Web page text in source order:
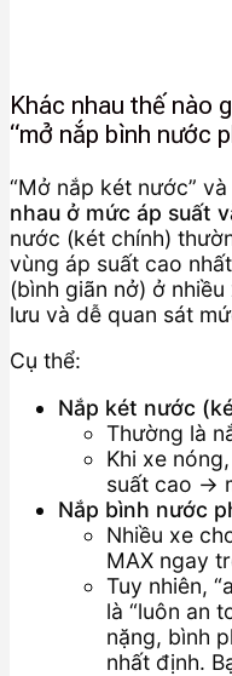
Khác nhau thế nào
“mở nắp bình nước
“Mở nắp két nước”
nhau ở mức áp suất
nước (két chính)
vùng áp suất cao
(bình giãn nở) ở
lưu và dễ quan sát
Cụ thể:
Nắp két nước
Thường là
Khi xe
suất cao →
Nắp bình nước
Nhiều xe
MAX ngay
Tuy nhiên,
là “luôn an
nặng, bình
nhất định.